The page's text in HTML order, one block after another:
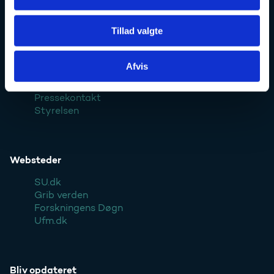
Tillad valgte
Afvis
Ufm.dk
Pressekontakt
Styrelsen
Websteder
SU.dk
Grib verden
Forskningens Døgn
Ufm.dk
Bliv opdateret